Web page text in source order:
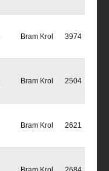
Bram Krol 3974
Bram Krol 2504
Bram Krol 2621